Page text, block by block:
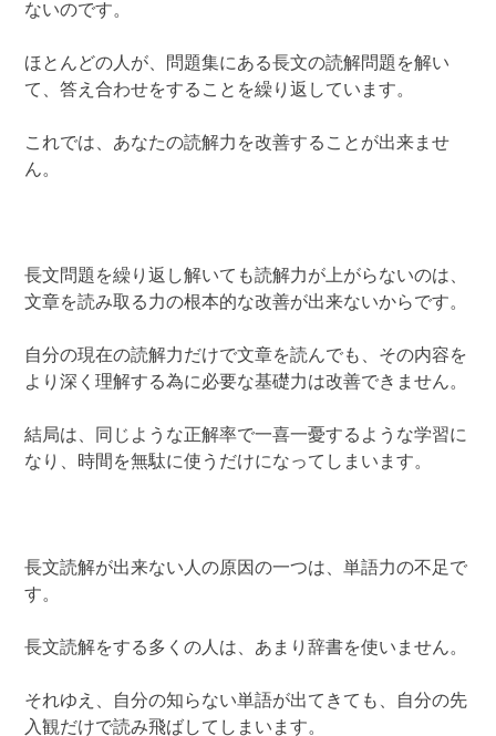
ないのです。
ほとんどの人が、問題集にある長文の読解問題を解い
て、答え合わせをすることを繰り返しています。
これでは、あなたの読解力を改善することが出来ませ
ん。
長文問題を繰り返し解いても読解力が上がらないのは、
文章を読み取る力の根本的な改善が出来ないからです。
自分の現在の読解力だけで文章を読んでも、その内容を
より深く理解する為に必要な基礎力は改善できません。
結局は、同じような正解率で一喜一憂するような学習に
なり、時間を無駄に使うだけになってしまいます。
長文読解が出来ない人の原因の一つは、単語力の不足で
す。
長文読解をする多くの人は、あまり辞書を使いません。
それゆえ、自分の知らない単語が出てきても、自分の先
入観だけで読み飛ばしてしまいます。